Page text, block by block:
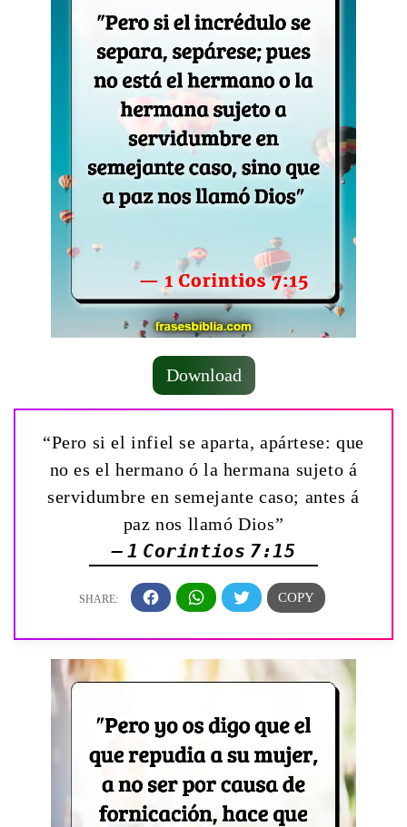
Download
“Pero si el infiel se aparta, apártese: que
no es el hermano ó la hermana sujeto á
servidumbre en semejante caso; antes á
paz nos llamó Dios”
— 1 Corintios 7:15